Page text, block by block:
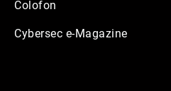
Colofon
Cybersec e-Magazine